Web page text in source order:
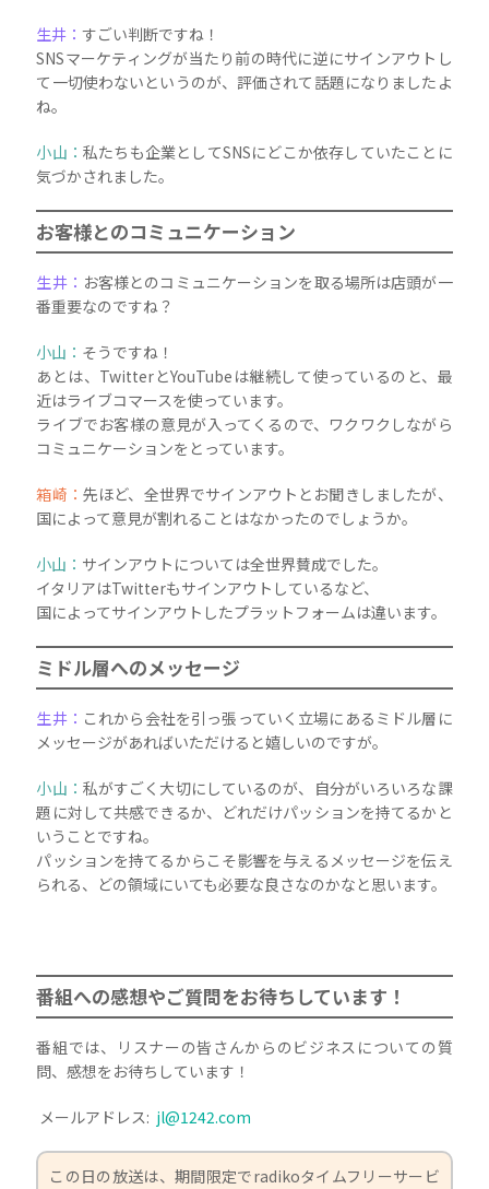
生井：すごい判断ですね！
SNSマーケティングが当たり前の時代に逆にサインアウトし
て一切使わないというのが、評価されて話題になりましたよ
ね。
小山：私たちも企業としてSNSにどこか依存していたことに
気づかされました。
お客様とのコミュニケーション
生井： お客様とのコミュニケーションを取る場所は店頭が一
番重要なのですね？
小山： そうですね！
あとは、TwitterとYouTubeは継続して使っているのと、最
近はライブコマースを使っています。
ライブでお客様の意見が入ってくるので、ワクワクしながら
コミュニケーションをとっています。
箱崎： 先ほど、全世界でサインアウトとお聞きしましたが、
国によって意見が割れることはなかったのでしょうか。
小山： サインアウトについては全世界賛成でした。
イタリアはTwitterもサインアウトしているなど、
国によってサインアウトしたプラットフォームは違います。
ミドル層へのメッセージ
生井： これから会社を引っ張っていく立場にあるミドル層に
メッセージがあればいただけると嬉しいのですが。
小山： 私がすごく大切にしているのが、自分がいろいろな課
題に対して共感できるか、どれだけパッションを持てるかと
いうことですね。
パッションを持てるからこそ影響を与えるメッセージを伝え
られる、どの領域にいても必要な良さなのかなと思います。
番組への感想やご質問をお待ちしています！
番組では、リスナーの皆さんからのビジネスについての質
問、感想をお待ちしています！
メールアドレス: jl@1242.com
この日の放送は、期間限定でradikoタイムフリーサービ